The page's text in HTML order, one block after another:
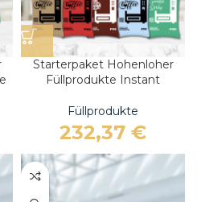
Starterpaket Hohenloher
Füllprodukte Instant
Füllprodukte
232,37 €